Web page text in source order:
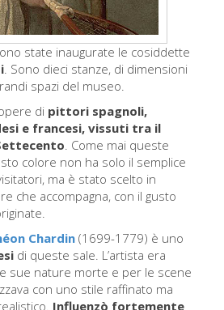
nazionale del Bargello
dell'Accademia
Palatina
delle Cappelle Medicee
di san Marco
Archeologico
delle pietre dure
Galileo
giardino di Boboli
torre di Arnolfo
state inaugurate le cosiddette
. Sono dieci stanze, di dimensioni
spazi del museo.
di pittori spagnoli,
e francesi, vissuti tra il
. Come mai queste
colore non ha solo il semplice
ma è stato scelto in
che accompagna, con il gusto
Chardin (1699-1779) è uno
di queste sale. L’artista era
sue nature morte e per le scene
con uno stile raffinato ma
Influenzò fortemente